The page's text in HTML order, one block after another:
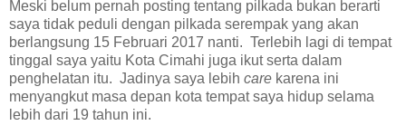
Meski belum pernah posting tentang pilkada bukan berarti
saya tidak peduli dengan pilkada serempak yang akan
berlangsung 15 Februari 2017 nanti. Terlebih lagi di tempat
tinggal saya yaitu Kota Cimahi juga ikut serta dalam
penghelatan itu. Jadinya saya lebih care karena ini
menyangkut masa depan kota tempat saya hidup selama
lebih dari 19 tahun ini.